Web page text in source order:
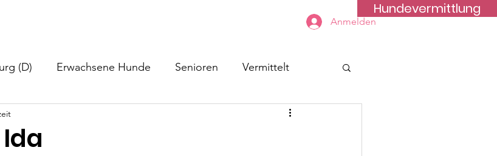
Hundevermittlung
Anmelden
(D) Erwachsene Hunde Senioren Vermittelt
Ida